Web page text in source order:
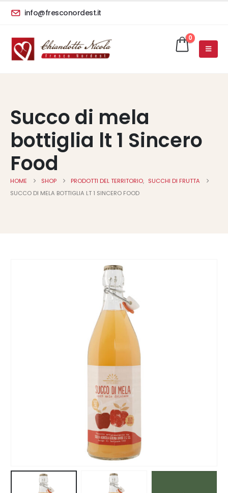
info@fresconordest.it
0
Succo di mela
bottiglia lt 1 Sincero
Food
HOME SHOP PRODOTTI DEL TERRITORIO, SUCCHI DI FRUTTA
SUCCO DI MELA BOTTIGLIA LT 1 SINCERO FOOD